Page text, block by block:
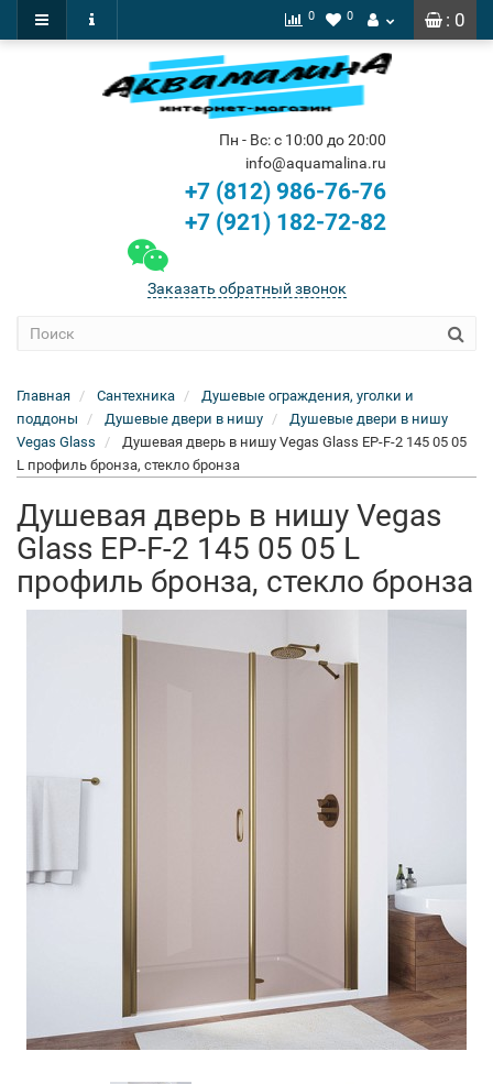
: 0
0 0
Пн - Вс: с 10:00 до 20:00
info@aquamalina.ru
+7 (812) 986-76-76
+7 (921) 182-72-82
Заказать обратный звонок
Главная Сантехника
Душевые ограждения, уголки и
поддоны
Душевые двери в нишу
Душевые двери в нишу
Vegas Glass
Душевая дверь в нишу Vegas Glass EP-F-2 145 05 05
L профиль бронза, стекло бронза
Душевая дверь в нишу Vegas
Glass EP-F-2 145 05 05 L
профиль бронза, стекло бронза